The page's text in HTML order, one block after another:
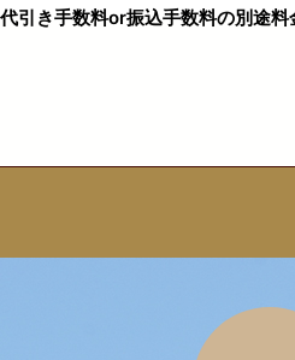
引き手数料or振込手数料の別途